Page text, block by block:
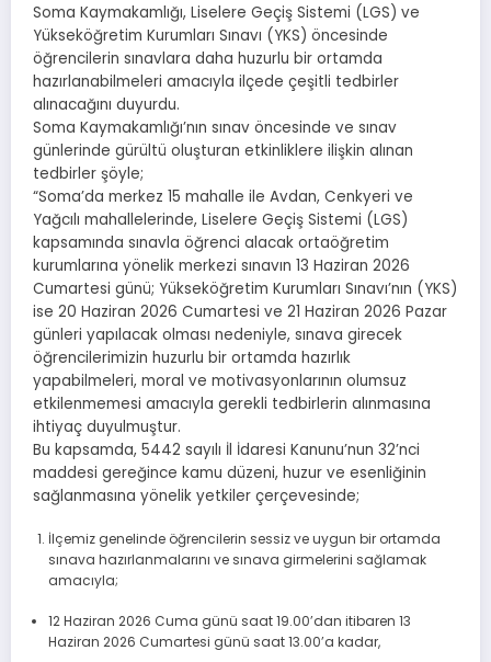
Soma Kaymakamlığı, Liselere Geçiş Sistemi (LGS) ve
Yükseköğretim Kurumları Sınavı (YKS) öncesinde
öğrencilerin sınavlara daha huzurlu bir ortamda
hazırlanabilmeleri amacıyla ilçede çeşitli tedbirler
alınacağını duyurdu.
Soma Kaymakamlığı’nın sınav öncesinde ve sınav
günlerinde gürültü oluşturan etkinliklere ilişkin alınan
tedbirler şöyle;
“Soma’da merkez 15 mahalle ile Avdan, Cenkyeri ve
Yağcılı mahallelerinde, Liselere Geçiş Sistemi (LGS)
kapsamında sınavla öğrenci alacak ortaöğretim
kurumlarına yönelik merkezi sınavın 13 Haziran 2026
Cumartesi günü; Yükseköğretim Kurumları Sınavı’nın (YKS)
ise 20 Haziran 2026 Cumartesi ve 21 Haziran 2026 Pazar
günleri yapılacak olması nedeniyle, sınava girecek
öğrencilerimizin huzurlu bir ortamda hazırlık
yapabilmeleri, moral ve motivasyonlarının olumsuz
etkilenmemesi amacıyla gerekli tedbirlerin alınmasına
ihtiyaç duyulmuştur.
Bu kapsamda, 5442 sayılı İl İdaresi Kanunu’nun 32’nci
maddesi gereğince kamu düzeni, huzur ve esenliğinin
sağlanmasına yönelik yetkiler çerçevesinde;
İlçemiz genelinde öğrencilerin sessiz ve uygun bir ortamda
sınava hazırlanmalarını ve sınava girmelerini sağlamak
amacıyla;
12 Haziran 2026 Cuma günü saat 19.00’dan itibaren 13
Haziran 2026 Cumartesi günü saat 13.00’a kadar,